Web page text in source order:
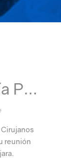
P…
reunión